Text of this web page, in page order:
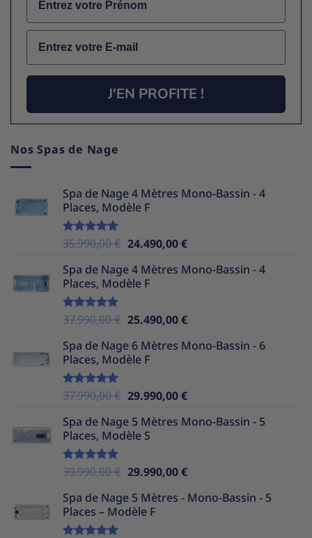
Email
J'EN PROFITE !
Nos Spas de Nage
Spa de Nage 4 Mètres Mono-Bassin - 4
Places, Modèle F
Note5.00
35.990,00€ Le
initial
était :
24.490,00€Le
actuel
Spa de Nage 4 Mètres Mono-Bassin - 4
Places, Modèle F
Note5.00
37.990,00€ Le
initial
était :
25.490,00€Le
actuel
Spa de Nage 6 Mètres Mono-Bassin - 6
Places, Modèle F
Note5.00
37.990,00€ Le
initial
était :
29.990,00€Le
actuel
Spa de Nage 5 Mètres Mono-Bassin - 5
Places, Modèle S
Note5.00
39.990,00€ Le
initial
était :
29.990,00€Le
actuel
Spa de Nage 5 Mètres - Mono-Bassin - 5
Places – Modèle F